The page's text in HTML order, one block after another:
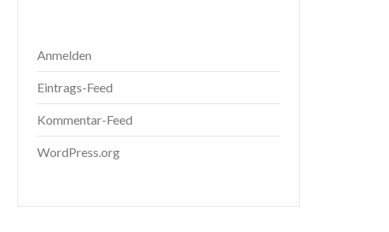
Anmelden
Eintrags-Feed
Kommentar-Feed
WordPress.org